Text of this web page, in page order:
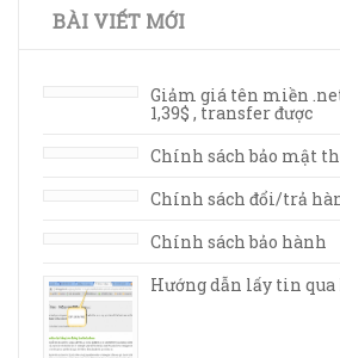
BÀI VIẾT MỚI
Giảm giá tên miền
1,39$ , transfer được
Chính sách bảo mật
Chính sách đổi/trả
Chính sách bảo hành
Hướng dẫn lấy tin qua